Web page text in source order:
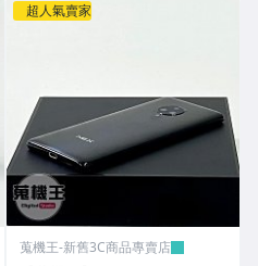
超人氣賣家
蒐機王-新舊3C商品專賣店